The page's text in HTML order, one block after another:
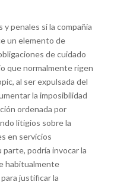
y penales si la compañía
un elemento de
de cuidado
que normalmente rigen
al ser expulsada del
la imposibilidad
ordenada por
litigios sobre la
en servicios
parte, podría invocar la
habitualmente
justificar la